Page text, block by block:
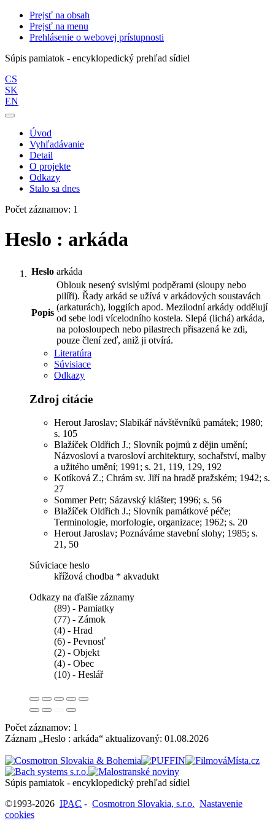
Prejsť na obsah
Prejsť na menu
Prehlásenie o webovej prístupnosti
Súpis pamiatok - encyklopedický prehľad sídiel
CS
SK
EN
Úvod
Vyhľadávanie
Detail
O projekte
Odkazy
Stalo sa dnes
Počet záznamov: 1
Heslo : arkáda
Heslo arkáda
Popis
Oblouk nesený svislými podpěrami (sloupy nebo
pilíři). Řady arkád se užívá v arkádových soustavách
(arkaturách), loggiích apod. Mezilodní arkády oddělují
od sebe lodi vícelodního kostela. Slepá (lichá) arkáda,
na polosloupech nebo pilastrech přisazená ke zdi,
pouze člení zeď, aniž ji otvírá.
Literatúra
Súvisiace
Odkazy
Zdroj citácie
Herout Jaroslav; Slabikář návštěvníků památek; 1980;
s. 105
Blažíček Oldřich J.; Slovník pojmů z dějin umění;
Názvosloví a tvarosloví architektury, sochařství, malby
a užitého umění; 1991; s. 21, 119, 129, 192
Kotíková Z.; Chrám sv. Jiří na hradě pražském; 1942; s.
27
Sommer Petr; Sázavský klášter; 1996; s. 56
Blažíček Oldřich J.; Slovník památkové péče;
Terminologie, morfologie, organizace; 1962; s. 20
Herout Jaroslav; Poznáváme stavební slohy; 1985; s.
21, 50
Súviciace heslo
křížová chodba * akvadukt
Odkazy na ďalšie záznamy
(89) - Pamiatky
(77) - Zámok
(4) - Hrad
(6) - Pevnosť
(2) - Objekt
(4) - Obec
(10) - Heslář
Počet záznamov: 1
Záznam „Heslo : arkáda“ aktualizovaný: 01.08.2026
Súpis pamiatok - encyklopedický prehľad sídiel
©1993-2026 IPAC - Cosmotron Slovakia, s.r.o. Nastavenie
cookies